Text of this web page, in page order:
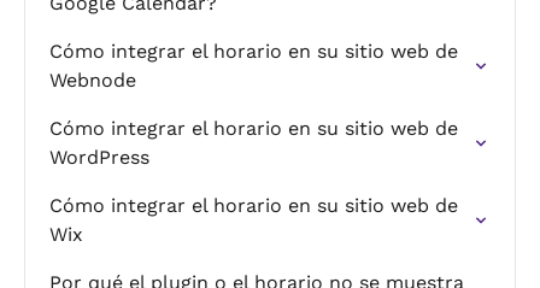
Cómo integrar el horario en su sitio web de
Webnode
Cómo integrar el horario en su sitio web de
WordPress
Cómo integrar el horario en su sitio web de
Wix
Por qué el plugin o el horario no se muestra